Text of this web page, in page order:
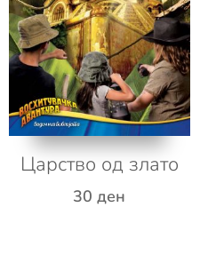
Царство од злато
30ден